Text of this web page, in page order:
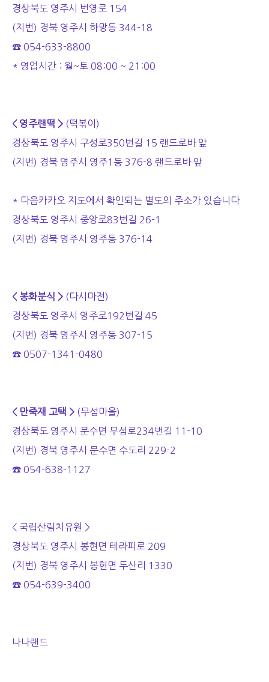
경상북도 영주시 번영로 154
(지번) 경북 영주시 하망동 344-18
☎ 054-633-8800
* 영업시간 : 월~토 08:00 ~ 21:00
< 영주랜떡 > (떡볶이)
경상북도 영주시 구성로350번길 15 랜드로바 앞
(지번) 경북 영주시 영주1동 376-8 랜드로바 앞
* 다음카카오 지도에서 확인되는 별도의 주소가 있습니다
경상북도 영주시 중앙로83번길 26-1
(지번) 경북 영주시 영주동 376-14
< 봉화분식 > (다시마전)
경상북도 영주시 영주로192번길 45
(지번) 경북 영주시 영주동 307-15
☎ 0507-1341-0480
< 만죽재 고택 > (무섬마을)
경상북도 영주시 문수면 무섬로234번길 11-10
(지번) 경북 영주시 문수면 수도리 229-2
☎ 054-638-1127
< 국립산림치유원 >
경상북도 영주시 봉현면 테라피로 209
(지번) 경북 영주시 봉현면 두산리 1330
☎ 054-639-3400
나나랜드